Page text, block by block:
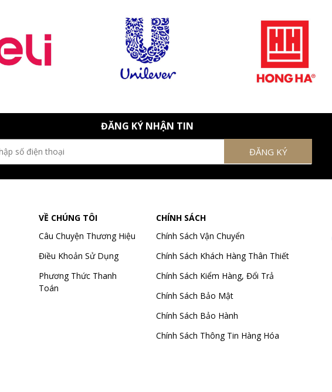
ĐĂNG KÝ NHẬN TIN
VỀ CHÚNG TÔI
Câu Chuyện Thương Hiệu
Điều Khoản Sử Dụng
Phương Thức Thanh
Toán
CHÍNH SÁCH
Chính Sách Vận Chuyển
Chính Sách Khách Hàng Thân Thiết
Chính Sách Kiểm Hàng, Đổi Trả
Chính Sách Bảo Mật
Chính Sách Bảo Hành
Chính Sách Thông Tin Hàng Hóa